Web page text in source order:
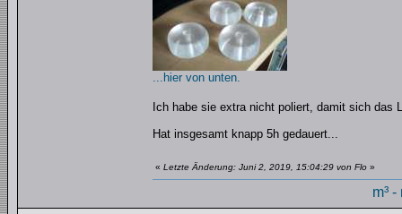
...hier von unten.
Ich habe sie extra nicht poliert, damit sich
Hat insgesamt knapp 5h gedauert...
« Letzte Änderung: Juni 2, 2019, 15:04:29 von Flo »
m³